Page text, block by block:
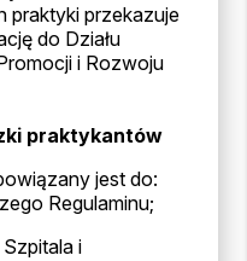
praktyki przekazuje
do Działu
i Rozwoju
praktykantów
jest do:
Regulaminu;
i